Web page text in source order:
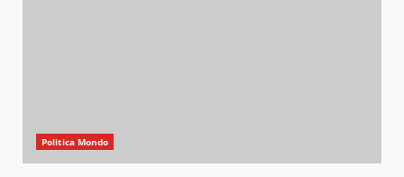
Politica Mondo